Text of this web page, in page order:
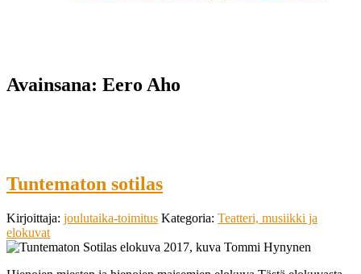
Avainsana: Eero Aho
Tuntematon sotilas
Kirjoittaja: joulutaika-toimitus Kategoria: Teatteri, musiikki ja
elokuvat